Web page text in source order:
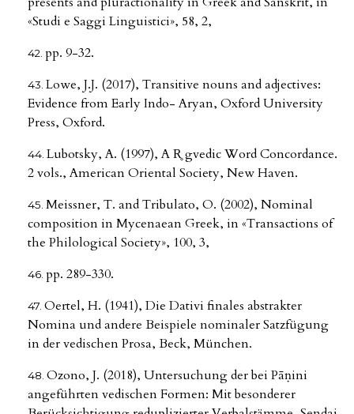
«Studi e Saggi Linguistici», 58, 2,
pp. 9-32.
Lowe, J.J. (2017), Transitive nouns and adjectives:
Evidence from Early Indo- Aryan, Oxford University
Press, Oxford.
Lubotsky, A. (1997), A R̥ gvedic Word Concordance.
2 vols., American Oriental Society, New Haven.
Meissner, T. and Tribulato, O. (2002), Nominal
composition in Mycenaean Greek, in «Τransactions of
the Philological Society», 100, 3,
pp. 289-330.
Oertel, H. (1941), Die Dativi finales abstrakter
Nomina und andere Beispiele nominaler Satzfügung
in der vedischen Prosa, Beck, München.
Ozono, J. (2018), Untersuchung der bei Pāṇini
angeführten vedischen Formen: Mit besonderer